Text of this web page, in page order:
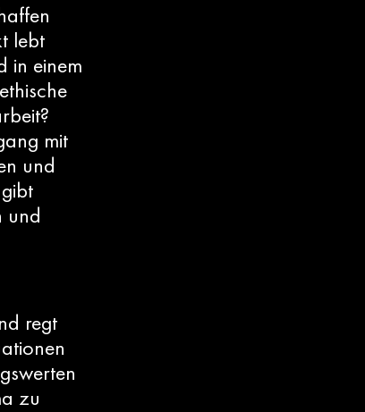
lebt
in einem
mit
und
und
regt
zu